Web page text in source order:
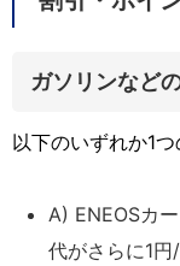
ガソリンなど
以下のいずれか1つ
A) ENEOSカ
代がさらに1円